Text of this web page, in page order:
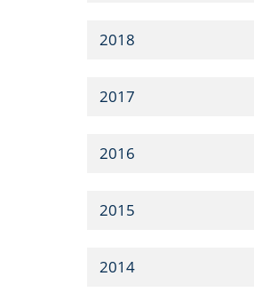
2018
2017
2016
2015
2014